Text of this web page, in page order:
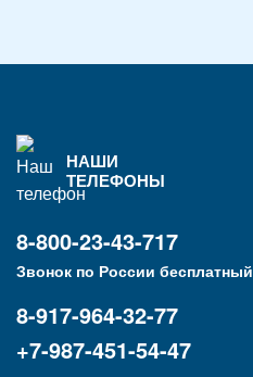
НАШИ
ТЕЛЕФОНЫ
8-800-23-43-717
Звонок по России бесплатный
8-917-964-32-77
+7-987-451-54-47